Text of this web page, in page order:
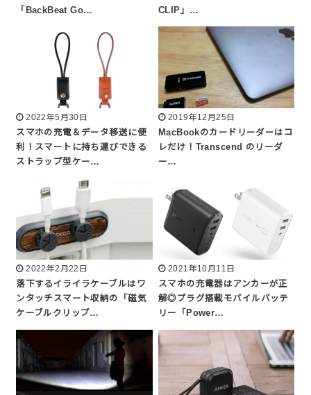
「BackBeat Go…
CLIP」…
2022年5月30日
スマホの充電＆データ移送に便
利！スマートに持ち運びできる
ストラップ型ケー…
2019年12月25日
MacBookのカードリーダーはコ
レだけ！Transcend のリーダ
ー…
2022年2月22日
落下するイライラケーブルはワ
ンタッチスマート収納の「磁気
ケーブルクリップ…
2021年10月11日
スマホの充電器はアンカーが正
解◎プラグ搭載モバイルバッテ
リー「Power…